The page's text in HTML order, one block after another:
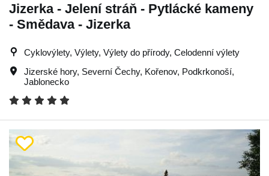
Jizerka - Jelení stráň - Pytlácké kameny
- Smědava - Jizerka
Cyklovýlety, Výlety, Výlety do přírody, Celodenní výlety
Jizerské hory, Severní Čechy, Kořenov, Podkrkonoší,
Jablonecko